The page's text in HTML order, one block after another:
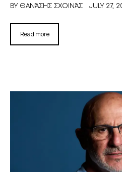
BY ΘΑΝΆΣΗΣ ΣΧΟΙΝΆΣ JULY 27,
Read more